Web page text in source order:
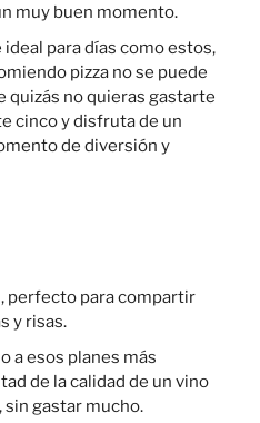
muy buen momento.
para días como estos,
pizza no se puede
quizás no quieras gastarte
cinco y disfruta de un
de diversión y
perfecto para compartir
y risas.
a esos planes más
de la calidad de un vino
sin gastar mucho.